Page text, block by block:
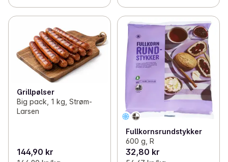
Grillpølser
Big pack, 1 kg, Strøm-
Larsen
144,90 kr
Fullkornsrundstykker
600 g, R
32,80 kr